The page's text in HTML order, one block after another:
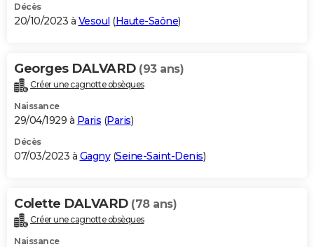
BONS PLANS
Carte de Noël
Carte Bonne année
Carte Saint-Valentin
Carte Pâques
Carte d'anniversaire
DICTIONNAIRE
Dictionnaire
Biographies
Citations
Expressions
Proverbes
PROGRAMME TV
S'inscrire
Se connecter
Lycées
Collèges
Primaires
Universités
Entreprises
Service militaire
Avis de recherche
AVIS DE DÉCÈS
Bricolage
Lifestyle
Culture
Sport
Auto
Television
Voyage
Cinema
Décès
20/10/2023 à Vesoul (Haute-Saône)
Georges DALVARD (93 ans)
Créer une cagnotte obsèques
Naissance
29/04/1929 à Paris (Paris)
Décès
07/03/2023 à Gagny(Seine-Saint-Denis)
Colette DALVARD (78 ans)
Créer une cagnotte obsèques
Naissance